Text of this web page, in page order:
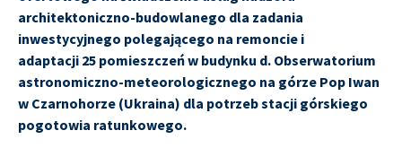
architektoniczno-budowlanego dla zadania
inwestycyjnego polegającego na remoncie i
adaptacji 25 pomieszczeń w budynku d. Obserwatorium
astronomiczno-meteorologicznego na górze Pop Iwan
w Czarnohorze (Ukraina) dla potrzeb stacji górskiego
pogotowia ratunkowego.